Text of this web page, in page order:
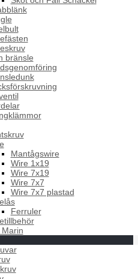
bränsle
Mantågswire
Wire 1x19
Wire 7x19
Wire 7x7
Wire 7x7 plastad
Ferruler
m spår och poly-
4.8X19
m spår och poly-
4.8X25